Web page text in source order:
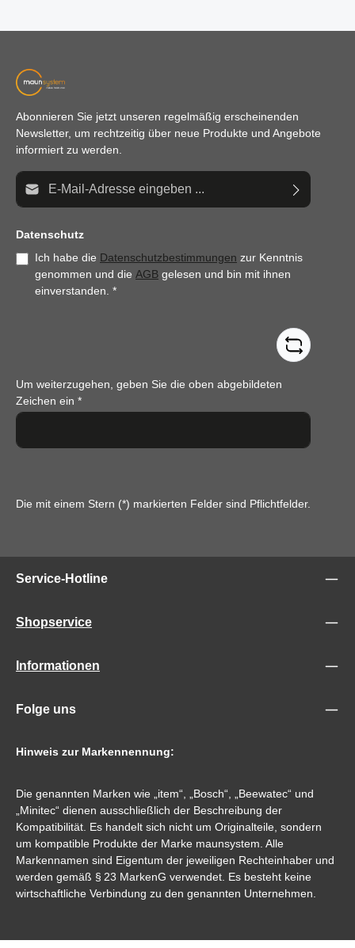
Abonnieren Sie jetzt unseren regelmäßig erscheinenden
Newsletter, um rechtzeitig über neue Produkte und Angebote
informiert zu werden.
E-Mail-Adresse*
Datenschutz
Ich habe die Datenschutzbestimmungen zur Kenntnis
genommen und die AGB gelesen und bin mit ihnen
einverstanden. *
Um weiterzugehen, geben Sie die oben abgebildeten
Zeichen ein *
Die mit einem Stern (*) markierten Felder sind Pflichtfelder.
Service-Hotline
Shopservice
Informationen
Folge uns
Hinweis zur Markennennung:
Die genannten Marken wie „item“, „Bosch“, „Beewatec“ und
„Minitec“ dienen ausschließlich der Beschreibung der
Kompatibilität. Es handelt sich nicht um Originalteile, sondern
um kompatible Produkte der Marke maunsystem. Alle
Markennamen sind Eigentum der jeweiligen Rechteinhaber und
werden gemäß § 23 MarkenG verwendet. Es besteht keine
wirtschaftliche Verbindung zu den genannten Unternehmen.